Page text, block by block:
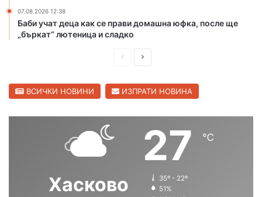
р
с
о
о
б
07.08.2026 12:38
Баби учат деца как се прави домашна юфка, после ще
„бъркат“ лютеница и сладко
е
с
е
а
щ
ВСИЧКИ НОВИНИ ИЗПРАТИ НОВИНА
Хасково
27 ℃
35º - 22º
51%